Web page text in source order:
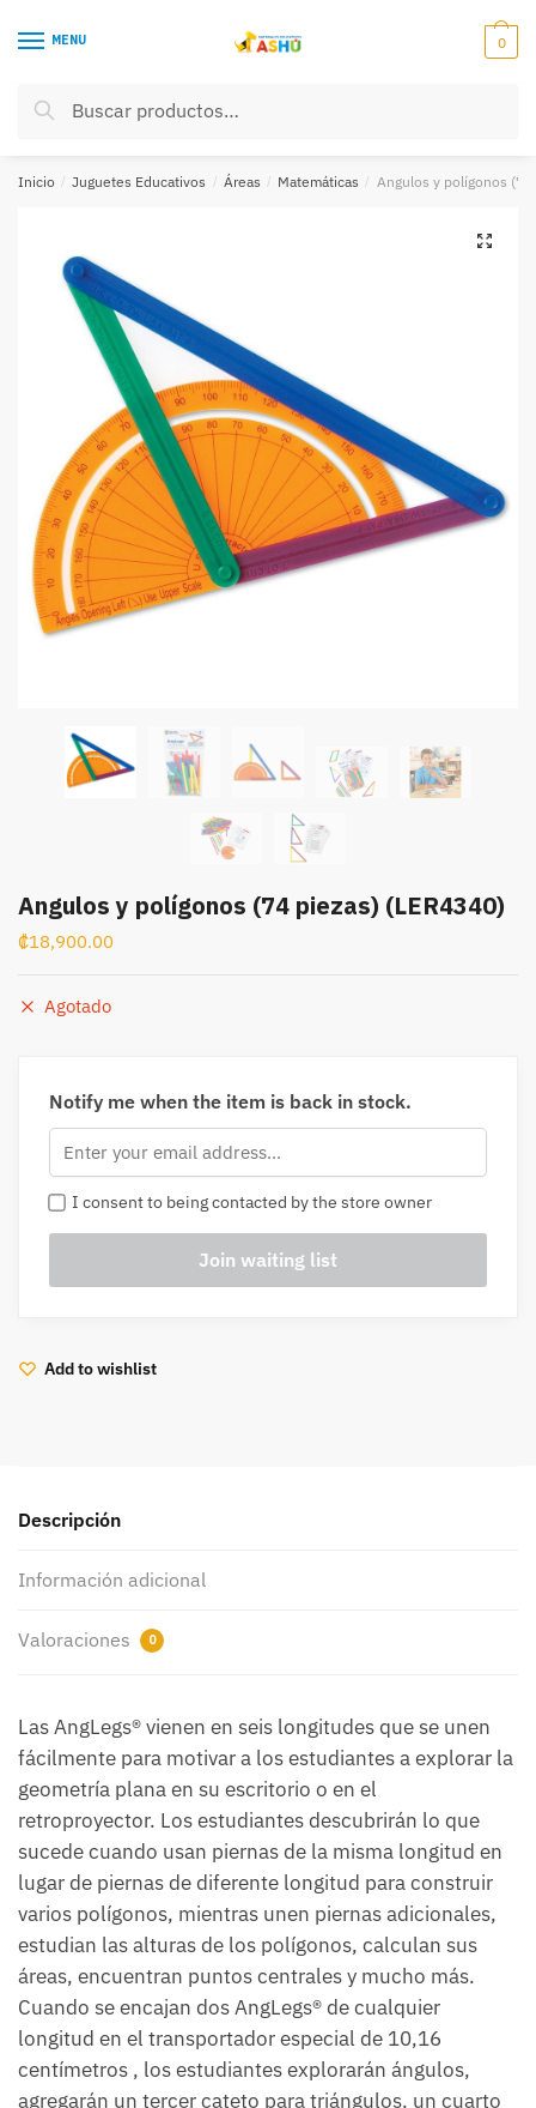
MENU
Buscar
Buscar
0
Inicio / Juguetes Educativos / Áreas / Matemáticas / Angulos y polígonos (74
Angulos y polígonos (74 piezas) (LER4340)
₡18,900.00
Agotado
Notify me when the item is back in stock.
I consent to being contacted by the store owner
Add to wishlist
Descripción
Información adicional
Valoraciones 0
Las AngLegs® vienen en seis longitudes que se unen
fácilmente para motivar a los estudiantes a explorar la
geometría plana en su escritorio o en el
retroproyector. Los estudiantes descubrirán lo que
sucede cuando usan piernas de la misma longitud en
lugar de piernas de diferente longitud para construir
varios polígonos, mientras unen piernas adicionales,
estudian las alturas de los polígonos, calculan sus
áreas, encuentran puntos centrales y mucho más.
Cuando se encajan dos AngLegs® de cualquier
longitud en el transportador especial de 10,16
centímetros , los estudiantes explorarán ángulos,
agregarán un tercer cateto para triángulos, un cuarto